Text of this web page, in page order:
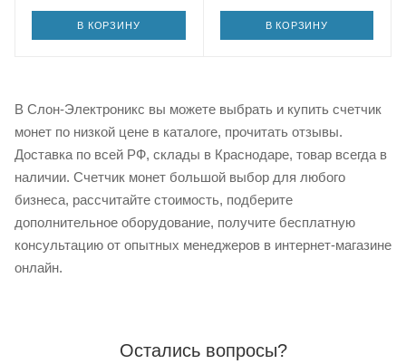
В КОРЗИНУ В КОРЗИНУ
В Слон-Электроникс вы можете выбрать и купить счетчик
монет по низкой цене в каталоге, прочитать отзывы.
Доставка по всей РФ, склады в Краснодаре, товар всегда в
наличии. Счетчик монет большой выбор для любого
бизнеса, рассчитайте стоимость, подберите
дополнительное оборудование, получите бесплатную
консультацию от опытных менеджеров в интернет-магазине
онлайн.
Остались вопросы?